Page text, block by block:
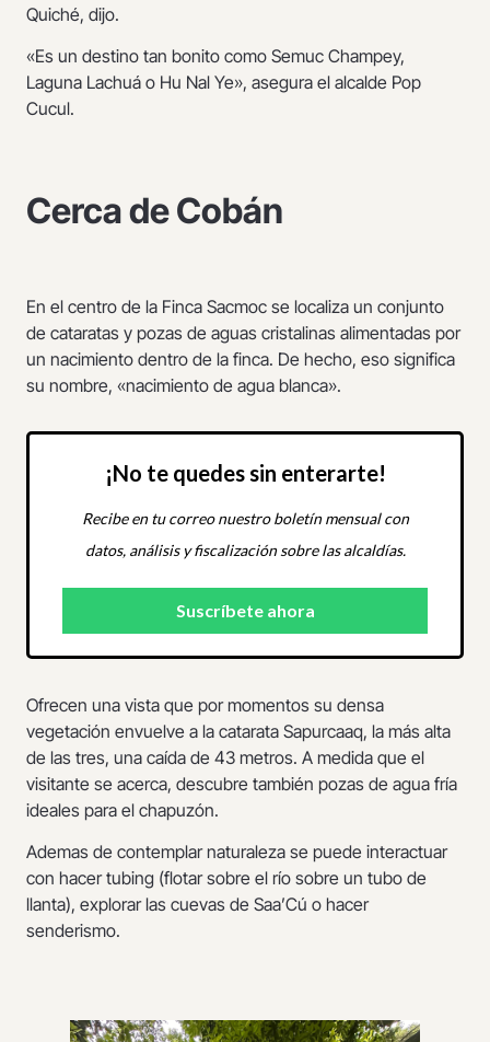
Quiché, dijo.
«Es un destino tan bonito como Semuc Champey,
Laguna Lachuá o Hu Nal Ye», asegura el alcalde Pop
Cucul.
Cerca de Cobán
En el centro de la Finca Sacmoc se localiza un conjunto
de cataratas y pozas de aguas cristalinas alimentadas por
un nacimiento dentro de la finca. De hecho, eso significa
su nombre, «nacimiento de agua blanca».
¡No te quedes sin enterarte!
Recibe en tu correo nuestro boletín mensual con
datos, análisis y fiscalización sobre las alcaldías.
Ofrecen una vista que por momentos su densa
vegetación envuelve a la catarata Sapurcaaq, la más alta
de las tres, una caída de 43 metros. A medida que el
visitante se acerca, descubre también pozas de agua fría
ideales para el chapuzón.
Ademas de contemplar naturaleza se puede interactuar
con hacer tubing (flotar sobre el río sobre un tubo de
llanta), explorar las cuevas de Saa’Cú o hacer
senderismo.